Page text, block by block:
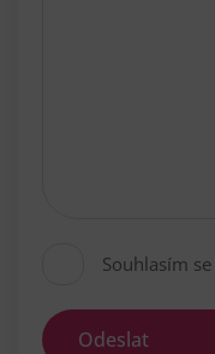
Souhlasím se
Odeslat